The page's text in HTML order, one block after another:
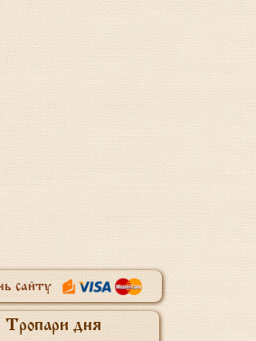
сайту
Тропари дня